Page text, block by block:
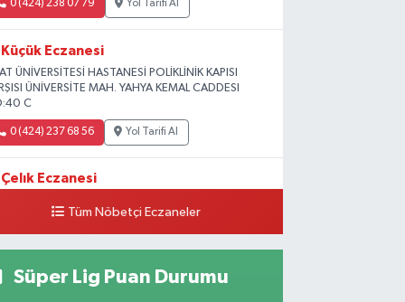
0 (424) 238 07 79 Yol Tarifi Al
Küçük Eczanesi
ÜNİVERSİTESİ HASTANESİ POLİKLİNİK KAPISI
ÜNİVERSİTE MAH. YAHYA KEMAL CADDESI
C
0 (424) 237 68 56 Yol Tarifi Al
Çelık Eczanesi
19730 SOK. NO:6 ATüm Nöbetçi Eczaneler
Süper Lig Puan Durumu